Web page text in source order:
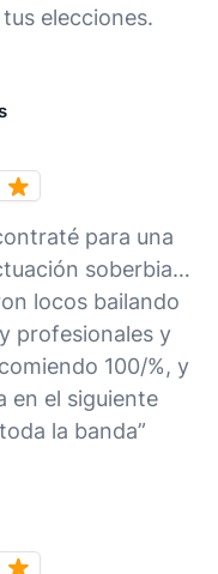
elecciones.
para una
soberbia…
locos bailando
profesionales y
100/%, y
en el siguiente
la banda”